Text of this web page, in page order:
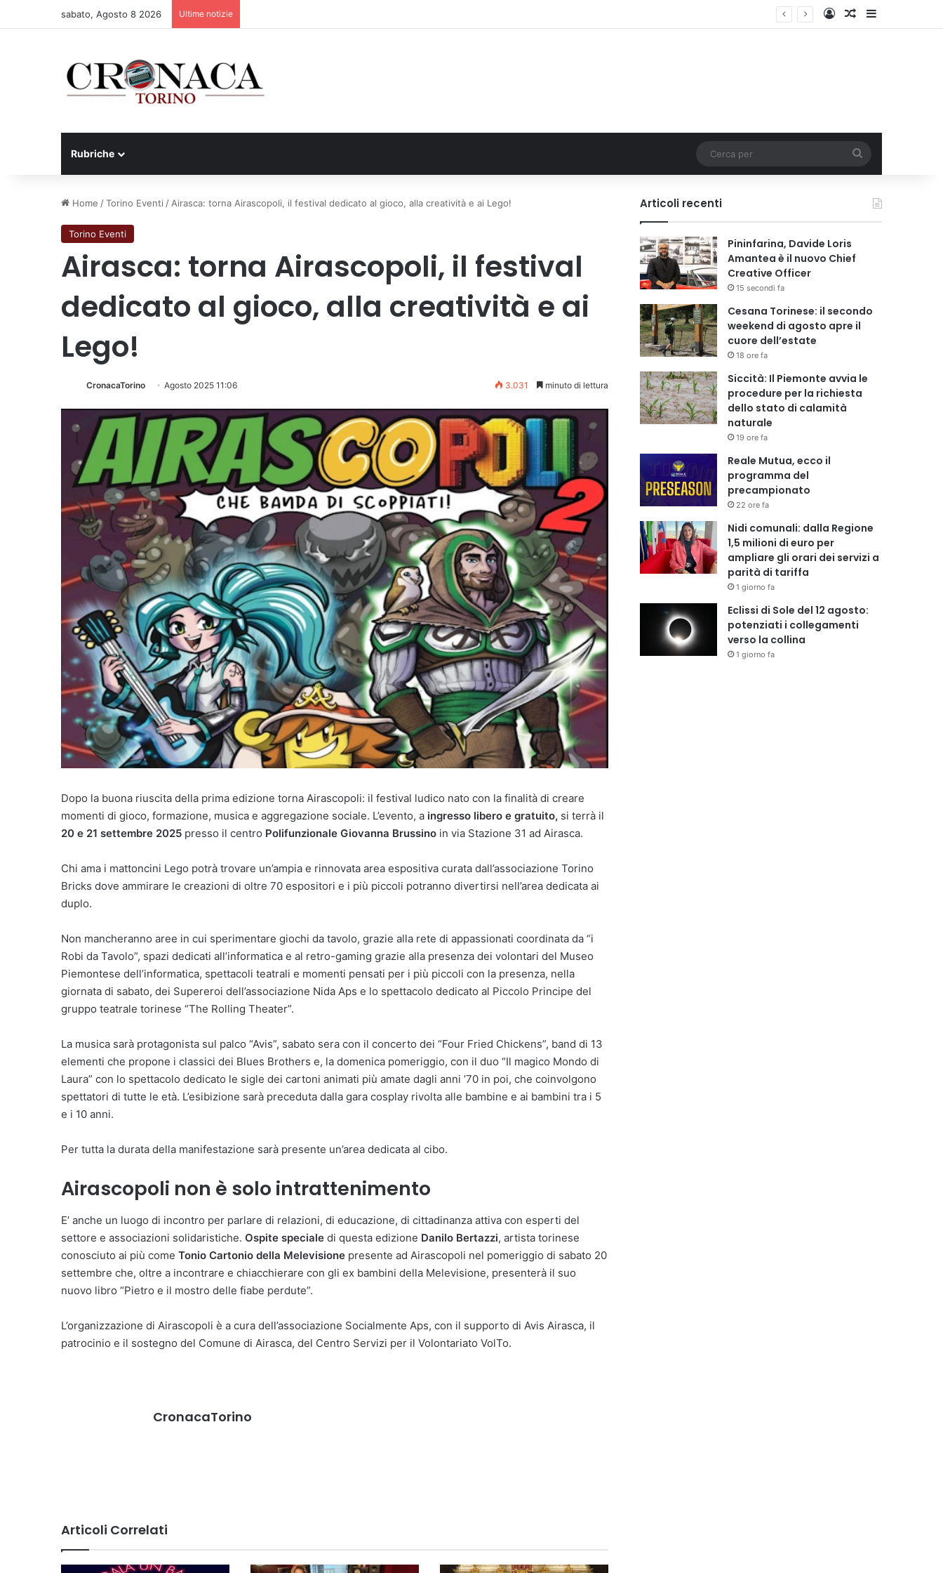
sabato, Agosto 8 2026 Ultime notizie AccediUn articolo a
Rubriche
per
Home /Torino Eventi / Airasca: torna Airascopoli, il festival dedicato al gioco, alla creatività e ai Lego!
Torino Eventi
Airasca: torna Airascopoli, il festival
dedicato al gioco, alla creatività e ai
Lego!
CronacaTorino Agosto 2025 11:06 3.031 minuto di lettura
Dopo la buona riuscita della prima edizione torna Airascopoli: il festival ludico nato con la finalità di creare
momenti di gioco, formazione, musica e aggregazione sociale. L’evento, a ingresso libero e gratuito, si terrà il
20 e 21 settembre 2025 presso il centro Polifunzionale Giovanna Brussino in via Stazione 31 ad Airasca.
Chi ama i mattoncini Lego potrà trovare un’ampia e rinnovata area espositiva curata dall’associazione Torino
Bricks dove ammirare le creazioni di oltre 70 espositori e i più piccoli potranno divertirsi nell’area dedicata ai
duplo.
Non mancheranno aree in cui sperimentare giochi da tavolo, grazie alla rete di appassionati coordinata da “i
Robi da Tavolo”, spazi dedicati all’informatica e al retro-gaming grazie alla presenza dei volontari del Museo
Piemontese dell’informatica, spettacoli teatrali e momenti pensati per i più piccoli con la presenza, nella
giornata di sabato, dei Supereroi dell’associazione Nida Aps e lo spettacolo dedicato al Piccolo Principe del
gruppo teatrale torinese “The Rolling Theater”.
La musica sarà protagonista sul palco “Avis”, sabato sera con il concerto dei “Four Fried Chickens”, band di 13
elementi che propone i classici dei Blues Brothers e, la domenica pomeriggio, con il duo “Il magico Mondo di
Laura” con lo spettacolo dedicato le sigle dei cartoni animati più amate dagli anni ’70 in poi, che coinvolgono
spettatori di tutte le età. L’esibizione sarà preceduta dalla gara cosplay rivolta alle bambine e ai bambini tra i 5
e i 10 anni.
Per tutta la durata della manifestazione sarà presente un’area dedicata al cibo.
Airascopoli non è solo intrattenimento
E’ anche un luogo di incontro per parlare di relazioni, di educazione, di cittadinanza attiva con esperti del
settore e associazioni solidaristiche. Ospite speciale di questa edizione Danilo Bertazzi, artista torinese
conosciuto ai più come Tonio Cartonio della Melevisione presente ad Airascopoli nel pomeriggio di sabato 20
settembre che, oltre a incontrare e chiacchierare con gli ex bambini della Melevisione, presenterà il suo
nuovo libro “Pietro e il mostro delle fiabe perdute”.
L’organizzazione di Airascopoli è a cura dell’associazione Socialmente Aps, con il supporto di Avis Airasca, il
patrocinio e il sostegno del Comune di Airasca, del Centro Servizi per il Volontariato VolTo.
CronacaTorino
Articoli Correlati
Articoli recenti
Pininfarina, Davide Loris
Amantea è il nuovo Chief
Creative Officer
15 secondi fa
Cesana Torinese: il secondo
weekend di agosto apre il
cuore dell’estate
18 ore fa
Siccità: Il Piemonte avvia le
procedure per la richiesta
dello stato di calamità
naturale
19 ore fa
Reale Mutua, ecco il
programma del
precampionato
22 ore fa
Nidi comunali: dalla Regione
1,5 milioni di euro per
ampliare gli orari dei servizi a
parità di tariffa
1 giorno fa
Eclissi di Sole del 12 agosto:
potenziati i collegamenti
verso la collina
1 giorno fa